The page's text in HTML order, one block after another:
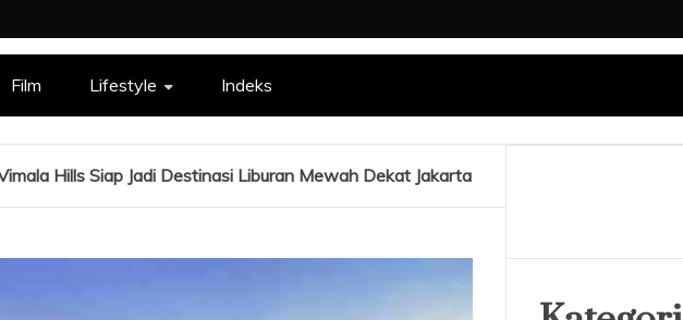
Film Lifestyle Indeks
Hills Siap Jadi Destinasi Liburan Mewah Dekat Jakarta